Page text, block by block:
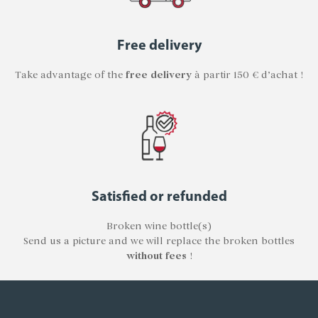
Free delivery
Take advantage of the free delivery à partir 150 € d’achat !
Satisfied or refunded
Broken wine bottle(s)
Send us a picture and we will replace the broken bottles
without fees !